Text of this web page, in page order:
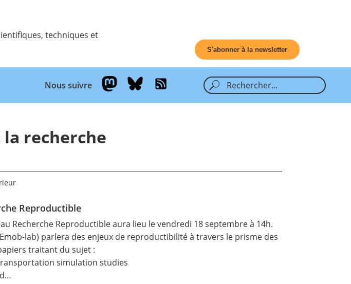
techniques et
S'abonner à la newsletter
Nous suivre
la recherche
Reproductible
Recherche Reproductible aura lieu le vendredi 18 septembre à 14h.
lab) parlera des enjeux de reproductibilité à travers le prisme des
traitant du sujet :
simulation studies